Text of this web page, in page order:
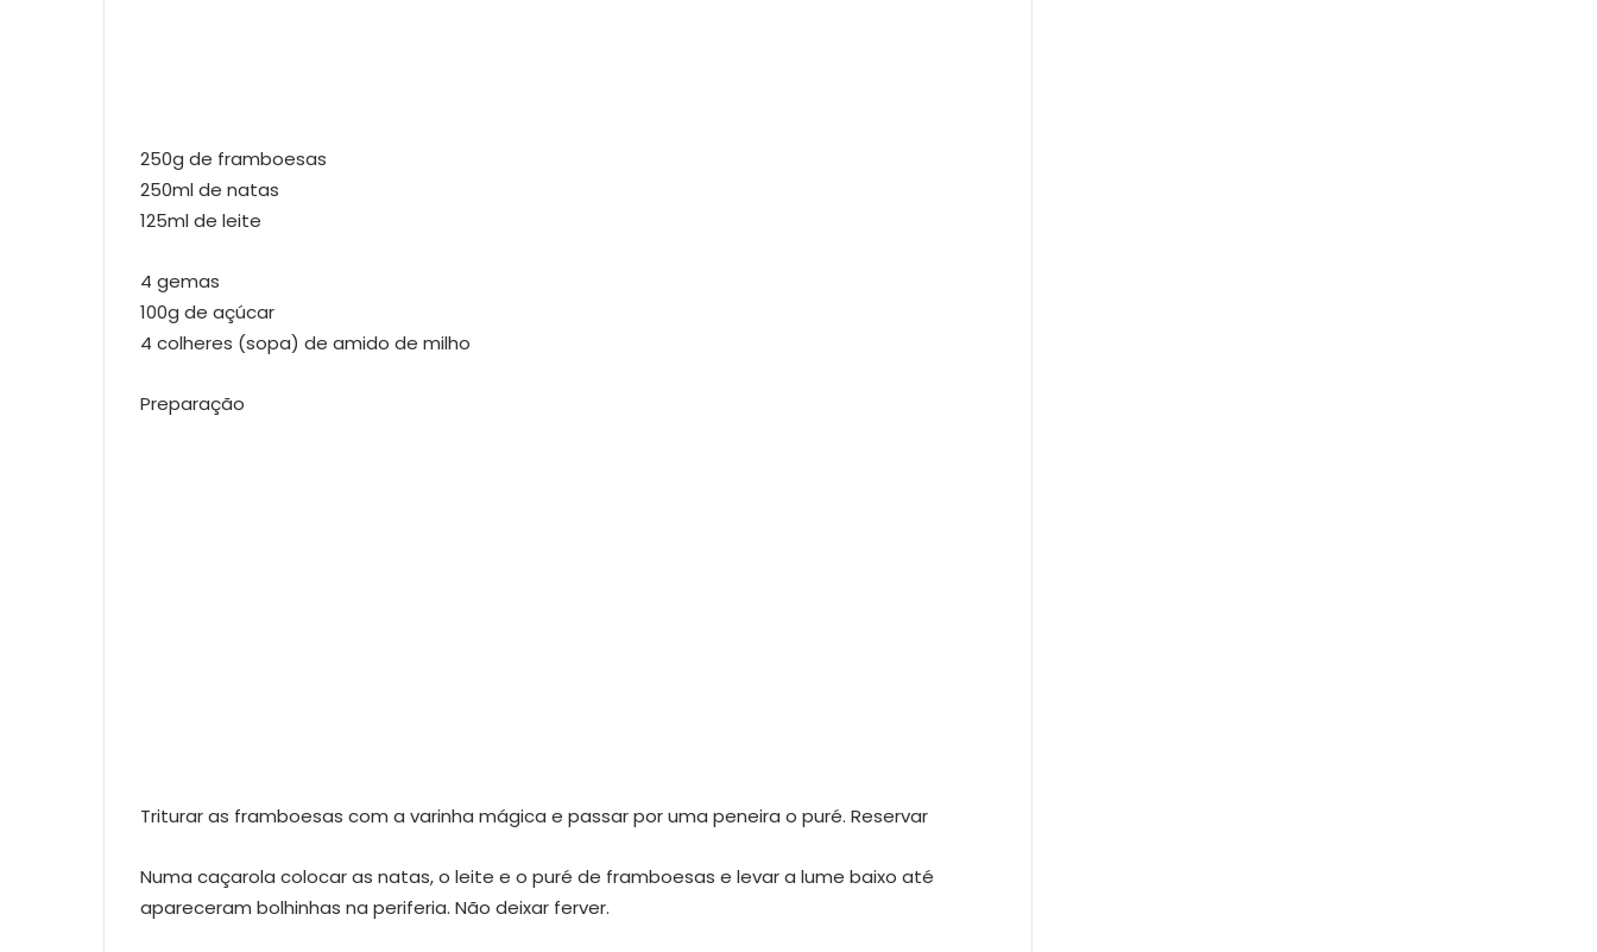
250g de framboesas
250ml de natas
125ml de leite
4 gemas
100g de açúcar
4 colheres (sopa) de amido de milho
Preparação
Triturar as framboesas com a varinha mágica e passar por uma peneira o puré. Reservar
Numa caçarola colocar as natas, o leite e o puré de framboesas e levar a lume baixo até
apareceram bolhinhas na periferia. Não deixar ferver.